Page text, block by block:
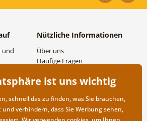
und
Nützliche Informationen
Über uns
Häufige Fragen
Großhandel und
ist uns wichtig
schnell das zu finden, was Sie brauchen,
verhindern, dass Sie Werbung sehen,